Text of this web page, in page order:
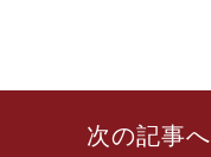
次の記事へ